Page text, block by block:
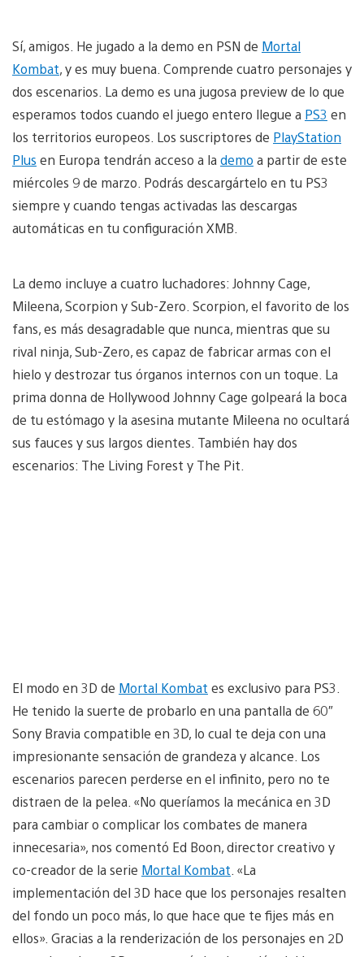
Sí, amigos. He jugado a la demo en PSN de Mortal
Kombat, y es muy buena. Comprende cuatro personajes y
dos escenarios. La demo es una jugosa preview de lo que
esperamos todos cuando el juego entero llegue a PS3 en
los territorios europeos. Los suscriptores de PlayStation
Plus en Europa tendrán acceso a la demo a partir de este
miércoles 9 de marzo. Podrás descargártelo en tu PS3
siempre y cuando tengas activadas las descargas
automáticas en tu configuración XMB.
La demo incluye a cuatro luchadores: Johnny Cage,
Mileena, Scorpion y Sub-Zero. Scorpion, el favorito de los
fans, es más desagradable que nunca, mientras que su
rival ninja, Sub-Zero, es capaz de fabricar armas con el
hielo y destrozar tus órganos internos con un toque. La
prima donna de Hollywood Johnny Cage golpeará la boca
de tu estómago y la asesina mutante Mileena no ocultará
sus fauces y sus largos dientes. También hay dos
escenarios: The Living Forest y The Pit.
El modo en 3D de Mortal Kombat es exclusivo para PS3.
He tenido la suerte de probarlo en una pantalla de 60″
Sony Bravia compatible en 3D, lo cual te deja con una
impresionante sensación de grandeza y alcance. Los
escenarios parecen perderse en el infinito, pero no te
distraen de la pelea. «No queríamos la mecánica en 3D
para cambiar o complicar los combates de manera
innecesaria», nos comentó Ed Boon, director creativo y
co-creador de la serie Mortal Kombat . «La
implementación del 3D hace que los personajes resalten
del fondo un poco más, lo que hace que te fijes más en
ellos». Gracias a la renderización de los personajes en 2D